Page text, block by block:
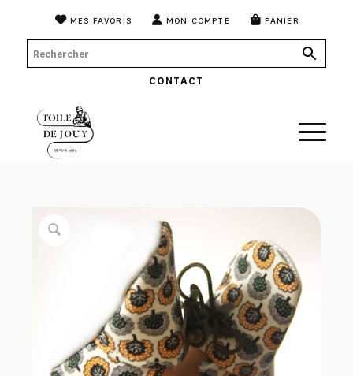
MES FAVORIS MON COMPTE PANIER
CONTACT